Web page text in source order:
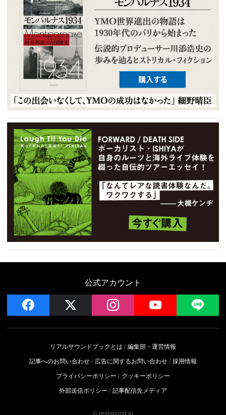
公式アカウント
facebook instagram YouTube
リアルサウンドブックとは
編集部・運営情報
記事へのお問い合わせ
広告に関するお問い合わせ 採用情報
プライバシーポリシー
クッキーポリシー
外部送信ポリシー
記事配信先メディア
© realsound.jp